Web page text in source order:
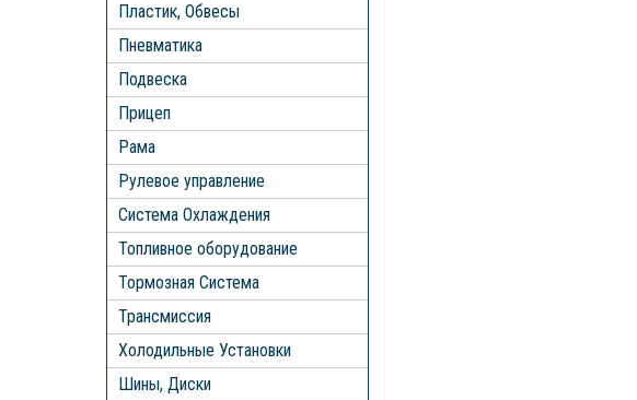
Пластик, Обвесы
Пневматика
Подвеска
Прицеп
Рама
Рулевое управление
Система Охлаждения
Топливное оборудование
Тормозная Система
Трансмиссия
Холодильные Установки
Шины, Диски